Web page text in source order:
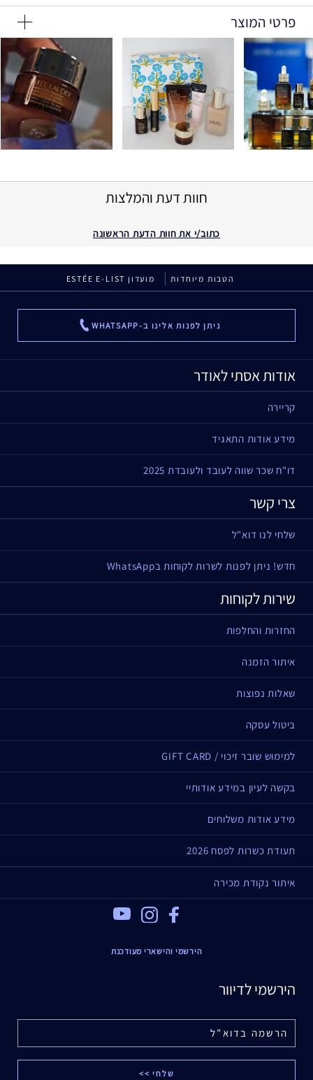
פרטי המוצר
חוות דעת והמלצות
כתוב/י את חוות הדעת הראשונה
הטבות מיוחדות מועדון ESTÉE E-LIST
ניתן לפנות אלינו ב-WHATSAPP ...
אודות אסתי לאודר
קריירה
מידע אודות התאגיד
דו"ח שכר שווה לעובד ולעובדת 2025
צרי קשר
שלחי לנו דוא"ל
חדש! ניתן לפנות לשרות לקוחות בWhatsApp
שירות לקוחות
החזרות והחלפות
איתור הזמנה
שאלות נפוצות
ביטול עסקה
למימוש שובר זיכוי / GIFT CARD
בקשה לעיון במידע אודותיי
מידע אודות משלוחים
תעודת כשרות לפסח 2026
איתור נקודת מכירה
Facebook
הירשמי והישארי מעודכנת
הירשמי לדיוור